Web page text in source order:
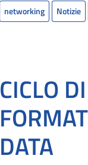
networking Notizie
CICLO
DATA